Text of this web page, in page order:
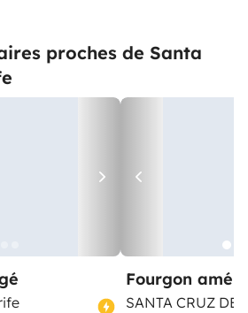
proches de Santa
Fourgon
SANTA CRUZ DE